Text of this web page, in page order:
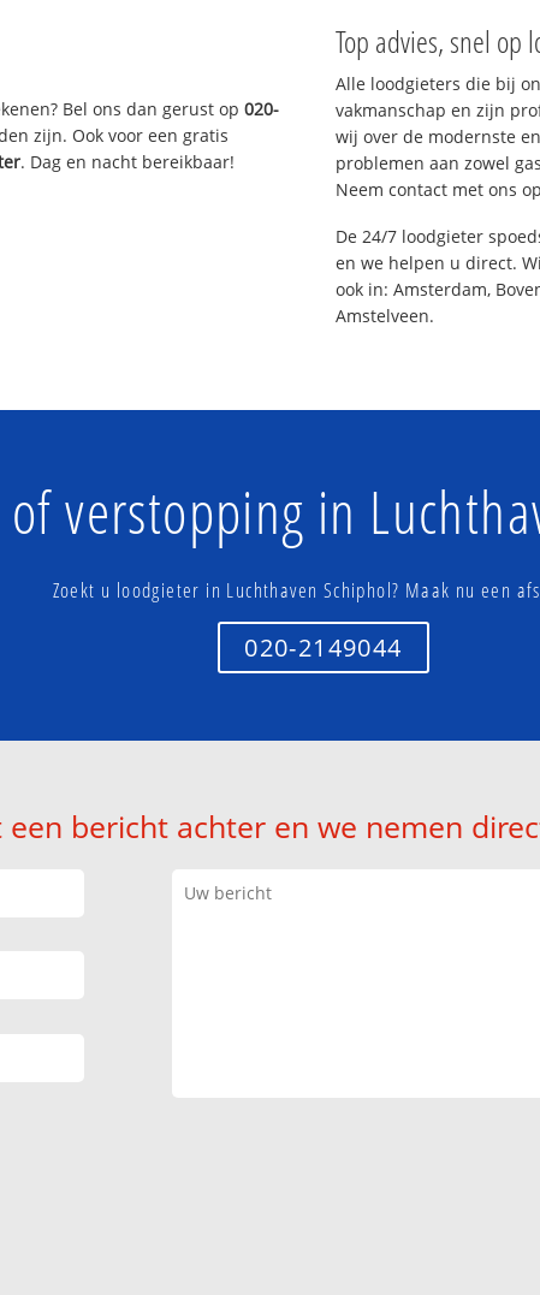
Bel ons dan gerust op020-
zijn. Ook voor een gratis
. Dag en nacht bereikbaar!
Top advies, snel op
Alle loodgieters die bij
vakmanschap en zijn
wij over de modernste
problemen aan zowel
Neem contact met ons
De 24/7 loodgieter
en we helpen u direct.
ook in: Amsterdam,
Amstelveen.
of verstopping in
Zoekt u loodgieter in Luchthaven Schiphol? Maak nu een
020-2149044
een bericht achter en we nemen